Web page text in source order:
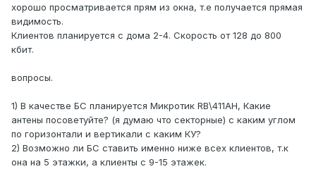
хорошо просматривается прям из окна, т.е получается прямая
видимость.
Клиентов планируется с дома 2-4. Скорость от 128 до 800
кбит.
вопросы.
1) В качестве БС планируется Микротик RB\411AH, Какие
антены посоветуйте? (я думаю что секторные) с каким углом
по горизонтали и вертикали с каким КУ?
2) Возможно ли БС ставить именно ниже всех клиентов, т.к
она на 5 этажки, а клиенты с 9-15 этажек.